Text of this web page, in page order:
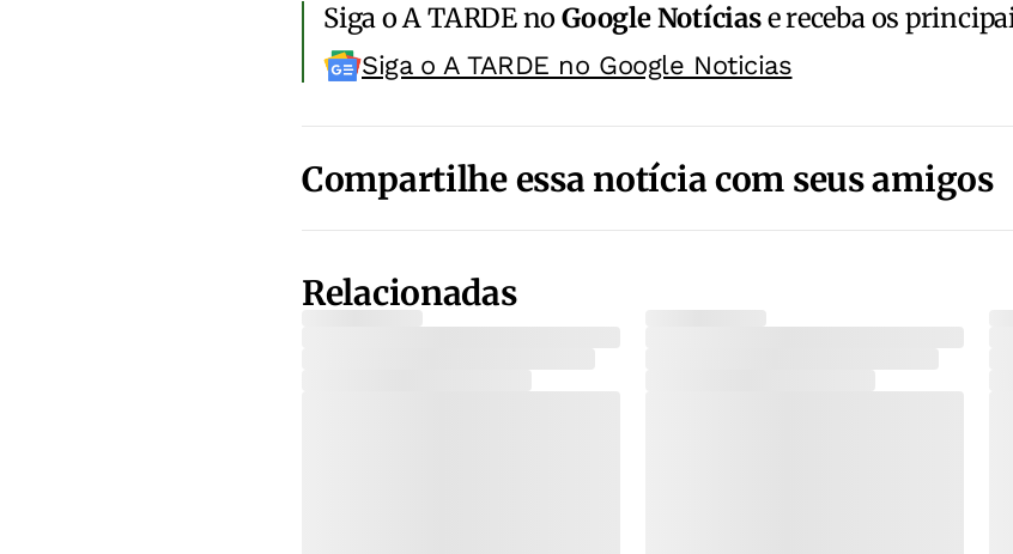
Siga o A TARDE noGoogle Notíciase receba os
Siga o A TARDE no Google Noticias
Compartilhe essa notícia com seus amigos
Relacionadas